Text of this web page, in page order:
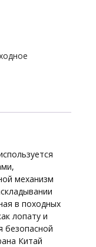
механизм
в походных
лопату и
безопасной
Китай